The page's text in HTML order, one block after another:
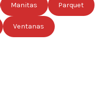
Manitas Parquet
Ventanas